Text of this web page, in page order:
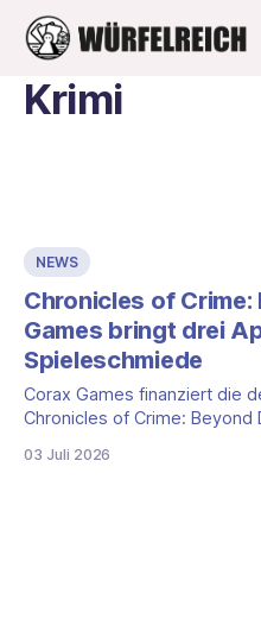
Krimi
NEWS
Chronicles of
Games bringt drei
Spieleschmiede
Corax Games finanziert die
Chronicles of Crime:
belegt ist und wo die
03 Juli 2026